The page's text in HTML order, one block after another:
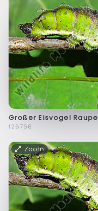
Großer Eisvogel Raupe
f26766
Zoom